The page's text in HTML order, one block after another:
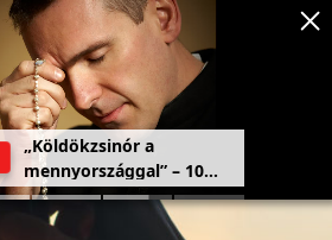
Szeretetország: a haza,
amely a szívben kezdődik